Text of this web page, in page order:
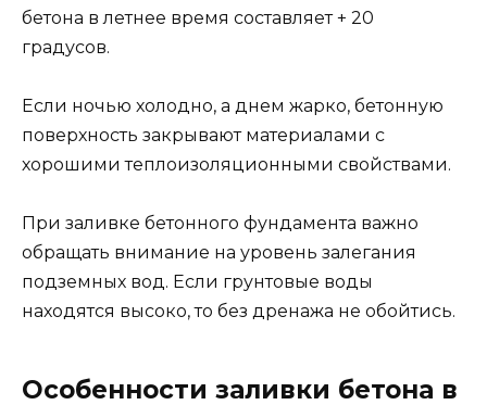
бетона в летнее время составляет + 20
градусов.
Если ночью холодно, а днем жарко, бетонную
поверхность закрывают материалами с
хорошими теплоизоляционными свойствами.
При заливке бетонного фундамента важно
обращать внимание на уровень залегания
подземных вод. Если грунтовые воды
находятся высоко, то без дренажа не обойтись.
Особенности заливки бетона в